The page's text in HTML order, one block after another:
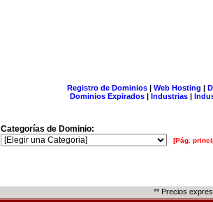
Registro de Dominios| Web Hosting |
Dominios Expirados | Industrias |
Categorías de Dominio:
[Pág.
** Precios